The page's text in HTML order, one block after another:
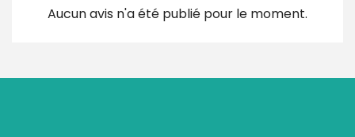
Aucun avis n'a été publié pour le moment.